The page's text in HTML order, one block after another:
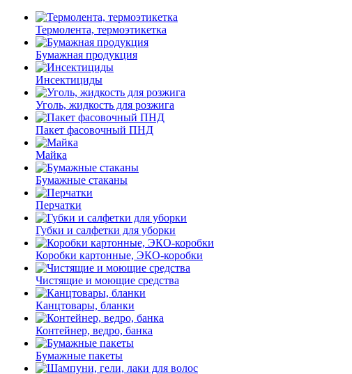
Термолента, термоэтикетка
Бумажная продукция
Инсектициды
Уголь, жидкость для розжига
Пакет фасовочный ПНД
Майка
Бумажные стаканы
Перчатки
Губки и салфетки для уборки
Коробки картонные, ЭКО-коробки
Чистящие и моющие средства
Канцтовары, бланки
Контейнер, ведро, банка
Бумажные пакеты